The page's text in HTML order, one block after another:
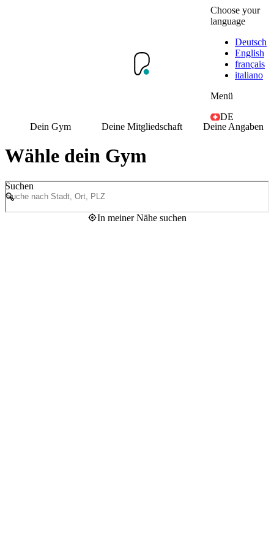
Choose your
language
Deutsch
English
français
italiano
Menü
DE
Dein Gym
Deine Mitgliedschaft Deine Angaben
Wähle dein Gym
Suchen
In meiner Nähe suchen